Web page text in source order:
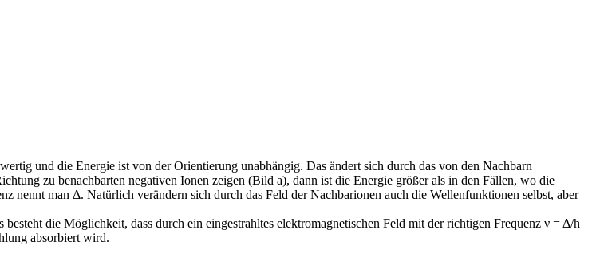
und die Energie ist von der Orientierung unabhängig. Das ändert sich durch das von den Nachbarn
zu benachbarten negativen Ionen zeigen (Bild a), dann ist die Energie größer als in den Fällen, wo die
nennt man Δ. Natürlich verändern sich durch das Feld der Nachbarionen auch die Wellenfunktionen selbst, aber
die Möglichkeit, dass durch ein eingestrahltes elektromagnetischen Feld mit der richtigen Frequenz ν = Δ/h
absorbiert wird.